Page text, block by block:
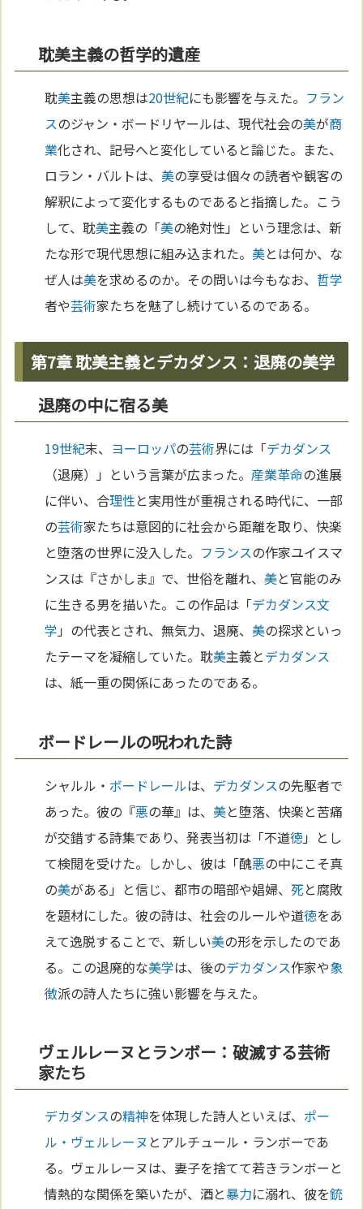
耽美主義の哲学的遺産
耽美主義の思想は20世紀にも影響を与えた。 フラン
スのジャン・ボードリヤールは、現代社会の美が商
業化され、記号へと変化していると論じた。また、
ロラン・バルトは、美の享受は個々の読者や観客の
解釈によって変化するものであると指摘した。こう
して、耽美主義の「美の絶対性」という理念は、新
たな形で現代思想に組み込まれた。美とは何か、な
ぜ人は美を求めるのか。その問いは今もなお、 哲学
者や芸術家たちを魅了し続けているのである。
第7章 耽美主義とデカダンス：退廃の美学
退廃の中に宿る美
19世紀末、 ヨーロッパの芸術界には「デカダンス
（退廃）」という言葉が広まった。 産業革命の進展
に伴い、合理性と実用性が重視される時代に、一部
の芸術家たちは意図的に社会から距離を取り、快楽
と堕落の世界に没入した。 フランスの作家ユイスマ
ンスは『さかしま』で、世俗を離れ、美と官能のみ
に生きる男を描いた。この作品は「デカダンス文
学 」の代表とされ、無気力、退廃、美の探求といっ
たテーマを凝縮していた。耽美主義とデカダンス
は、紙一重の関係にあったのである。
ボードレールの呪われた詩
シャルル・ ボードレールは、 デカダンスの先駆者で
あった。彼の『悪の華』は、美と堕落、快楽と苦痛
が交錯する詩集であり、発表当初は「不道徳 」とし
て検閲を受けた。しかし、彼は「醜悪の中にこそ真
の美がある」と信じ、都市の暗部や娼婦、死と腐敗
を題材にした。彼の詩は、社会のルールや道徳をあ
えて逸脱することで、新しい美の形を示したのであ
る。この退廃的な美学は、後のデカダンス作家や象
徴派の詩人たちに強い影響を与えた。
ヴェルレーヌとランボー：破滅する芸術
家たち
デカダンスの精神を体現した詩人といえば、 ポー
ル・ヴェルレーヌ とアルチュール・ランボーであ
る。ヴェルレーヌは、妻子を捨てて若きランボーと
情熱的な関係を築いたが、酒と暴力に溺れ、彼を銃